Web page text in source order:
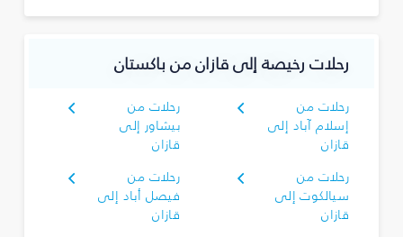
رحلات رخيصة إلى قازان من باكستان
رحلات من
إسلام آباد إلى
قازان
رحلات من
بيشاور إلى
قازان
رحلات من
سيالكوت إلى
قازان
رحلات من
فيصل أباد إلى
قازان